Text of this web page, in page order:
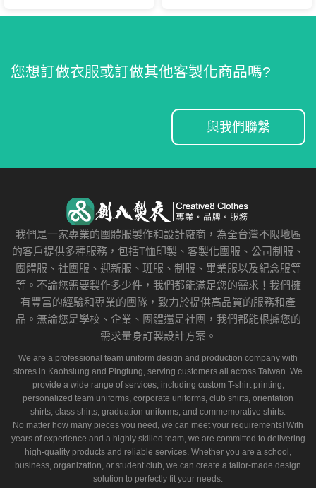
您想訂做衣服或訂做其他客製化商品嗎?
與我們聯繫
我們是一家專業的團體服製作和設計廠商，為全台灣不限地區
的客戶提供多種服務，包括T恤印製、客製化團服、公司制服、
團體服、社團服、迎新服、班服、制服、畢業服以及紀念服等
等。不論您需要製作多少件，我們都能滿足您的需求！我們擁
有豐富的經驗和專業的團隊，致力於提供高品質的服務和產
品。無論您是學校、企業、團體還是社團，我們都能根據您的
需求量身訂製設計方案。
We are a professional team uniform design and production company with
stores in Kaohsiung and Pingtung, serving customers all across Taiwan. We
provide a wide range of services, including custom T-shirt printing,
personalized team uniforms, corporate uniforms, club shirts, orientation
shirts, class shirts, graduation uniforms, and commemorative shirts.
No matter how many pieces you need, we can meet your requirements! With
years of experience and a highly skilled team, we are committed to delivering
high-quality products and reliable services. Whether you are a school,
business, organization, or student club, we can create a tailor-made design
solution to perfectly fit your needs.